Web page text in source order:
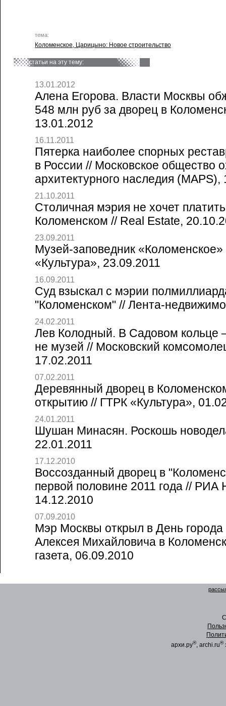
тема:
Коломенское, Царицыно: Новое строительство
статьи на эту тему:
13.01.2012
Алена Егорова. Власти Москвы
548 млн руб за дворец в
13.01.2012
16.11.2011
Пятерка наиболее спорных
в России // Московское общество
архитектурного наследия (MAPS),
21.10.2011
Столичная мэрия не хочет
Коломенском // Real Estate,
23.09.2011
Музей-заповедник «Коломенское»
«Культура», 23.09.2011
16.09.2011
Суд взыскал с мэрии
"Коломенском" // Лента-
24.02.2011
Лев Колодный. В Садовом кольце
не музей // Московский
17.02.2011
07.02.2011
Деревянный дворец в
открытию // ГТРК «Культура»,
24.01.2011
Шушан Минасян. Роскошь
22.01.2011
17.12.2010
Воссозданный дворец в
первой половине 2011 года // РИА
14.12.2010
07.09.2010
Мэр Москвы открыл в День
Алексея Михайловича в
газета, 06.09.2010
архи.ру®, archi.ru®